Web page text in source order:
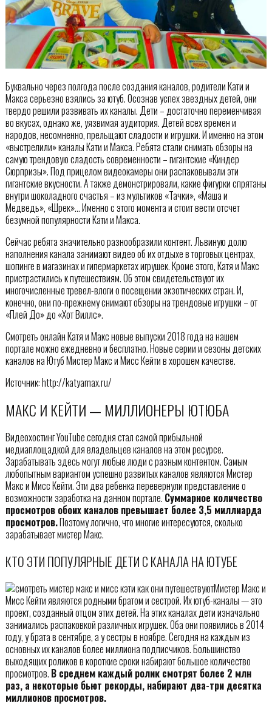
Буквально через полгода после создания каналов, родители Кати и
Макса серьезно взялись за ютуб. Осознав успех звездных детей, они
твердо решили развивать их каналы. Дети – достаточно переменчивая
во вкусах, однако же, уязвимая аудитория. Детей всех времен и
народов, несомненно, прельщают сладости и игрушки. И именно на этом
«выстрелили» каналы Кати и Макса. Ребята стали снимать обзоры на
самую трендовую сладость современности – гигантские «Киндер
Сюрпризы». Под прицелом видеокамеры они распаковывали эти
гигантские вкусности. А также демонстрировали, какие фигурки спрятаны
внутри шоколадного счастья – из мультиков «Тачки», «Маша и
Медведь», «Шрек»… Именно с этого момента и стоит вести отсчет
безумной популярности Кати и Макса.
Сейчас ребята значительно разнообразили контент. Львиную долю
наполнения канала занимают видео об их отдыхе в торговых центрах,
шопинге в магазинах и гипермаркетах игрушек. Кроме этого, Катя и Макс
пристрастились к путешествиям. Об этом свидетельствуют их
многочисленные тревел-влоги о посещении экзотических стран. И,
конечно, они по-прежнему снимают обзоры на трендовые игрушки – от
«Плей До» до «Хот Виллс».
Смотреть онлайн Катя и Макс новые выпуски 2018 года на нашем
портале можно ежедневно и бесплатно. Новые серии и сезоны детских
каналов на Ютуб Мистер Макс и Мисс Кейти в хорошем качестве.
Источник: http://katyamax.ru/
МАКС И КЕЙТИ — МИЛЛИОНЕРЫ ЮТЮБА
Видеохостинг YouTube сегодня стал самой прибыльной
медиаплощадкой для владельцев каналов на этом ресурсе.
Зарабатывать здесь могут любые люди с разным контентом. Самым
любопытным вариантом успешно развитых каналов являются Мистер
Макс и Мисс Кейти. Эти два ребенка перевернули представление о
возможности заработка на данном портале. Суммарное количество
просмотров обоих каналов превышает более 3,5 миллиарда
просмотров.Поэтому логично, что многие интересуются, сколько
зарабатывает мистер Макс.
КТО ЭТИ ПОПУЛЯРНЫЕ ДЕТИ С КАНАЛА НА ЮТУБЕ
Мистер Макс и
Мисс Кейти являются родными братом и сестрой. Их ютуб-каналы — это
проект, созданный отцом этих детей. На этих каналах дети изначально
занимались распаковкой различных игрушек. Оба они появились в 2014
году, у брата в сентябре, а у сестры в ноябре. Сегодня на каждым из
основных их каналов более миллиона подписчиков. Большинство
выходящих роликов в короткие сроки набирают большое количество
просмотров. В среднем каждый ролик смотрят более 2 млн
раз, а некоторые бьют рекорды, набирают два-три десятка
миллионов просмотров.